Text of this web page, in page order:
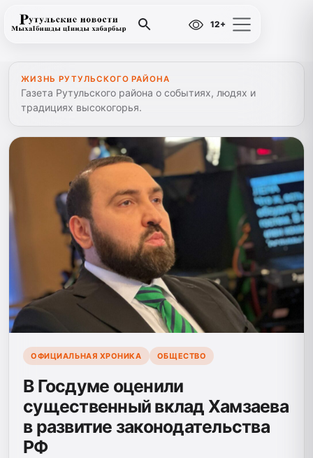
12+
ЖИЗНЬ РУТУЛЬСКОГО РАЙОНА
Газета Рутульского района о событиях, людях и
традициях высокогорья.
ОФИЦИАЛЬНАЯ ХРОНИКА ОБЩЕСТВО
В Госдуме оценили
существенный вклад Хамзаева
в развитие законодательства
РФ